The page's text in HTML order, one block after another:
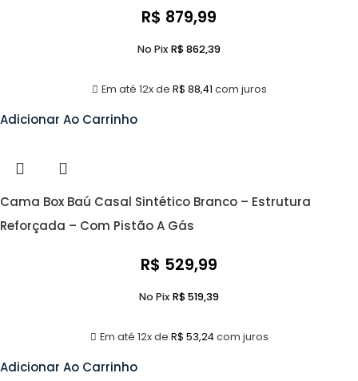
R$ 879,99
Em até 12x de R$ 88,41 com juros
No Pix R$862,39
Adicionar Ao Carrinho
Cama Box Baú Casal Sintético Branco – Estrutura
Reforçada – Com Pistão A Gás
R$ 529,99
Em até 12x de R$ 53,24com juros
No Pix R$519,39
Adicionar Ao Carrinho